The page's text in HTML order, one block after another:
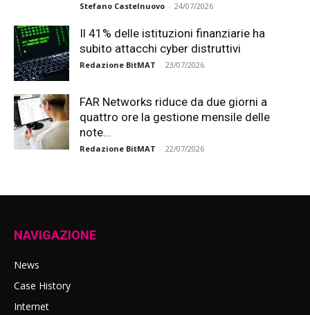
Stefano Castelnuovo - 24/07/2026
Il 41% delle istituzioni finanziarie ha
subito attacchi cyber distruttivi
Redazione BitMAT - 23/07/2026
FAR Networks riduce da due giorni a
quattro ore la gestione mensile delle
note...
Redazione BitMAT - 22/07/2026
NAVIGAZIONE
News
Case History
Internet